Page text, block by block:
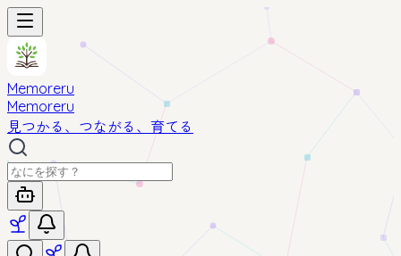
Memoreru
Memoreru
見つかる、つながる、育てる